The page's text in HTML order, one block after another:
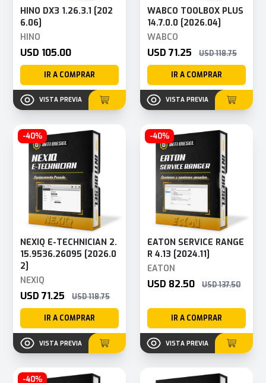
HINO DX3 1.26.3.1 [202
6.06]
HINO
USD 105.00
IR A COMPRAR
VISTA PREVIA
WABCO TOOLBOX PLUS
14.7.0.0 [2026.04]
WABCO
USD 71.25 USD 118.75
IR A COMPRAR
VISTA PREVIA
-40%
NEXIQ E-TECHNICIAN 2.
15.9536.26095 [2026.0
2]
NEXIQ
USD 71.25 USD 118.75
IR A COMPRAR
VISTA PREVIA
-40%
EATON SERVICE RANGE
R 4.13 [2024.11]
EATON
USD 82.50 USD 137.50
IR A COMPRAR
VISTA PREVIA
-40%